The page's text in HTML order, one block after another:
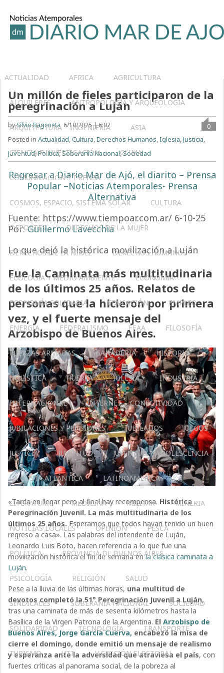
ACTUALIDAD AFRICA AGRICULTURA
ALQUILERES ANTROPOLOGÍA Y ARQUEOLOGÍA
ARQUITECTURA – INGENIERIA ASIA
CIENCIA E INVESTIGACIÓN CLIMA
COMUNICACIÓN Y PRENSA
COSMOS, ESPACIO, SISTEMA SOLAR CULTURA
DEPORTES DERECHOS DE LA MUJER
DERECHOS DE LA NIÑEZ DERECHOS HUMANOS
ECOLOGÍA Y MEDIO AMBIENTE ECONOMÍA
ECONOMÍA SOLIDARIA EDUCACIÓN EMPLEO
ENERGÍA FEDERALISMO FFAA FILOSOFÍA
FUERZAS ARMADAS GANADERIA HISTORIA
HOLÍSTICA HUERTA IGLESIA INDUSTRIA
INTERNACIONAL INTERNET – CONECTIVIDAD
JUBILACIONES Y PENSIONES JUBILADOS JUEGOS
JUSTICIA JUVENTUD JUVENTUD Y ADOLESCENCIA
LA COSTA ATLÁNTICA LATINOAMERICA
LITERATURA MEDICINA MILITAR MINERIA
NOTICIAS LOCALES OPINIÓN PESCA
POLÍTICA PROVINCIA DE BUENOS AIRES
PSICOLOGÍA RELIGIÓN SALUD
SINDICALES SOBERANÍA NACIONAL SOCIEDAD
SOLIDARIDAD TECNOLOGÍA TRANSPORTE
TURISMO UTT V SECCIÓN ELECTORAL
Un millón de fieles participaron de la
peregrinación a Luján
bySilvio Bageneta 6/10/2025 | 6:02
0
Posted inActualidad,Cultura,Derechos Humanos,Iglesia,Justicia,
Juventud,Política,Soberanía Nacional,Sociedad
Regresar a Diario Mar de Ajó, el diarito – Prensa
Popular –Noticias Atemporales- Prensa
Alternativa
Fuente: https://www.tiempoar.com.ar/ 6-10-25
Por:Guillermo Lavecchia
Lo que dejó la histórica movilización a Luján
Fue la Caminata más multitudinaria
de los últimos 25 años. Relatos de
personas que la hicieron por primera
vez, y el fuerte mensaje del
Arzobispo de Buenos Aires.
«Tarda en llegar pero al final hay recompensa. Histórica
Peregrinación Juvenil. La más multitudinaria de los
últimos 25 años. Esperamos que todos hayan tenido un buen
regreso a casa». Las palabras del intendente de Luján,
Leonardo Luis Boto, hacen referencia a lo que fue una
movilización histórica el fin de semana enla clásica caminata a
Luján.
Pese a la lluvia de las últimas horas, una multitud de
devotos completó la 51° Peregrinación Juvenil a Luján,
tras una caminata de más de sesenta kilómetros hasta la
Basílica de la Virgen Patrona de la Argentina. ElArzobispo de
Buenos Aires, Jorge García Cuerva, encabezó la misa de
cierre el domingo, donde emitió un mensaje de realismo
y esperanza ante la adversidad que atraviesa el país, con
fuertes críticas al panorama social, de la pobreza al